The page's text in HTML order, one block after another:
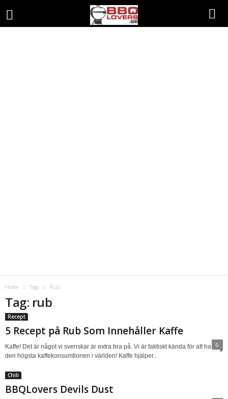
Home Tags Rub
Tag: rub
Recept
5 Recept på Rub Som Innehåller Kaffe
0
Kaffe! Det är något vi svenskar är extra bra på. Vi är faktiskt kända för att ha
den högsta kaffekonsumtionen i världen! Kaffe hjälper...
Chili
BBQLovers Devils Dust